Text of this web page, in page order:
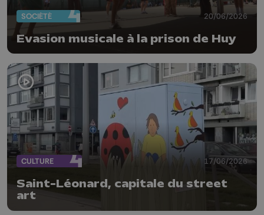
SOCIÉTÉ 20/06/2026
Evasion musicale à la prison de Huy
CULTURE 17/06/2026
Saint-Léonard, capitale du street
art